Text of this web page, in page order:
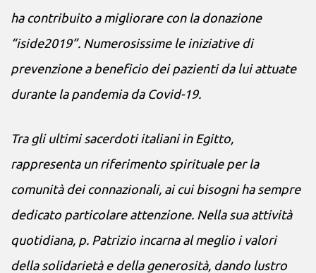
ha contribuito a migliorare con la donazione
“iside2019”. Numerosissime le iniziative di
prevenzione a beneficio dei pazienti da lui attuate
durante la pandemia da Covid-19.
Tra gli ultimi sacerdoti italiani in Egitto,
rappresenta un riferimento spirituale per la
comunità dei connazionali, ai cui bisogni ha sempre
dedicato particolare attenzione. Nella sua attività
quotidiana, p. Patrizio incarna al meglio i valori
della solidarietà e della generosità, dando lustro